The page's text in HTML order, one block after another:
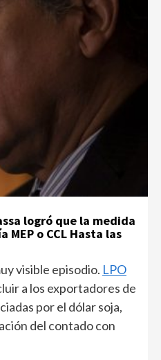
logró que la medida
o CCL Hasta las
visible episodio. LPO
a los exportadores de
por el dólar soja,
del contado con